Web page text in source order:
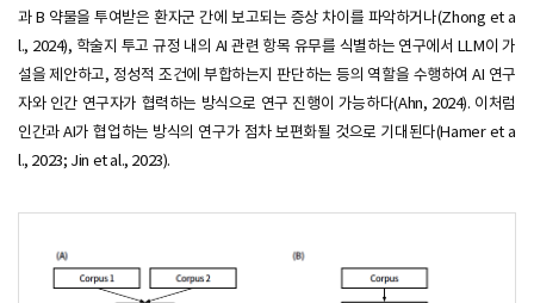
과 B 약물을 투여받은 환자군 간에 보고되는 증상 차이를 파악하거나(Zhong et a
l., 2024), 학술지 투고 규정 내의 AI 관련 항목 유무를 식별하는 연구에서 LLM이 가
설을 제안하고, 정성적 조건에 부합하는지 판단하는 등의 역할을 수행하여 AI 연구
자와 인간 연구자가 협력하는 방식으로 연구 진행이 가능하다(Ahn, 2024). 이처럼
인간과 AI가 협업하는 방식의 연구가 점차 보편화될 것으로 기대된다(Hamer et a
l., 2023; Jin et al., 2023).